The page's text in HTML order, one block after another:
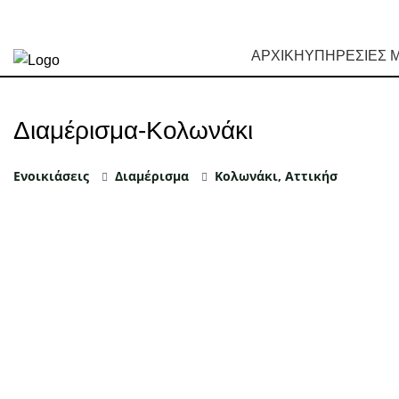
ΑΡΧΙΚΗΥΠΗΡΕΣΙΕΣ
Διαμέρισμα-Κολωνάκι
Ενοικιάσεις Διαμέρισμα Κολωνάκι, Αττικήσ